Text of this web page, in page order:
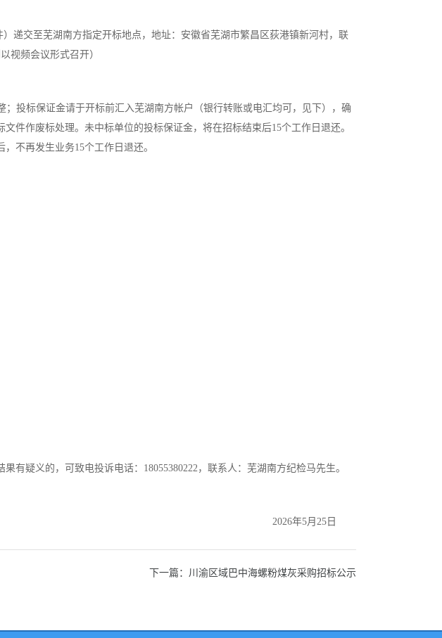
递交至芜湖南方指定开标地点，地址：安徽省芜湖市繁昌区荻港镇新河村，联
视频会议形式召开）
投标保证金请于开标前汇入芜湖南方帐户（银行转账或电汇均可，见下），确
件作废标处理。未中标单位的投标保证金，将在招标结束后15个工作日退还。
不再发生业务15个工作日退还。
有疑义的，可致电投诉电话：18055380222，联系人：芜湖南方纪检马先生。
2026年5月25日
下一篇：川渝区域巴中海螺粉煤灰采购招标公示